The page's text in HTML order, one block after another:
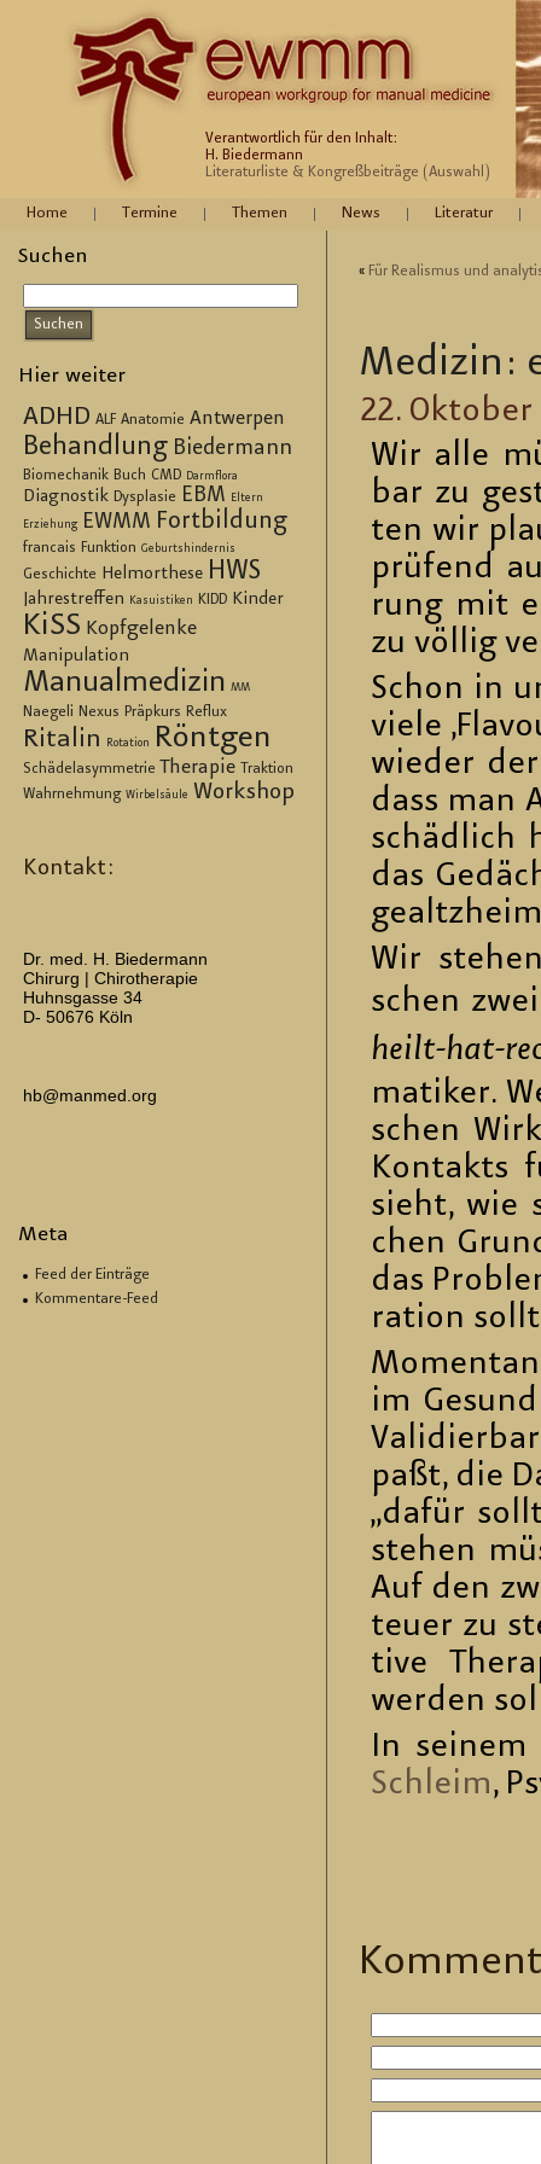
Verantwortlich für den Inhalt:
H. Biedermann
Literaturliste & Kongreßbeiträge (Auswahl)
Home Termine Themen News Literatur
Suchen
Hier weiter
ADHD ALF Anatomie Antwerpen
Behandlung Biedermann
Biomechanik Buch CMD Darmflora
Diagnostik Dysplasie EBM Eltern
Erziehung EWMM Fortbildung
francais Funktion Geburtshindernis
Geschichte Helmorthese HWS
Jahrestreffen Kasuistiken KIDD Kinder
KiSS Kopfgelenke
Manipulation
Manualmedizin MM
Naegeli Nexus Präpkurs Reflux
Ritalin Rotation Röntgen
Schädelasymmetrie Therapie Traktion
Wahrnehmung Wirbelsäule Workshop
Kontakt:
Dr. med. H. Biedermann
Chirurg | Chirotherapie
Huhnsgasse 34
D- 50676 Köln
hb@manmed.org
Meta
Feed der Einträge
Kommentare-Feed
« Für Rea­lis­mus und
Me­di­zin:
22. Ok­to­ber
Wir alle
bar zu
ten wir
prü­fend
rung mit
zu völ­lig
Schon in
viele
wie­der
dass man
schäd­lich
das
Wir
schen
heilt-hat-
ma­ti­ker.
schen
Kon­takts
sieht, wie
chen
das
ra­ti­on
im
paßt, die
„dafür
ste­hen
Auf den
teuer zu
ti­ve
wer­den
In sei­nem
Schleim,